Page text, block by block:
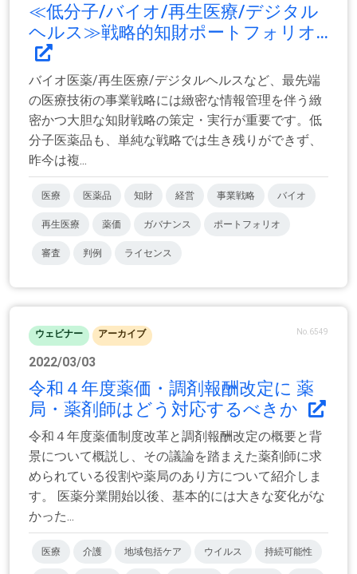
≪低分子/バイオ/再生医療/デジタル
ヘルス≫戦略的知財ポートフォリオ...
バイオ医薬/再生医療/デジタルヘルスなど、最先端
の医療技術の事業戦略には緻密な情報管理を伴う緻
密かつ大胆な知財戦略の策定・実行が重要です。低
分子医薬品も、単純な戦略では生き残りができず、
昨今は複...
医療 医薬品 知財 経営 事業戦略 バイオ
再生医療 薬価 ガバナンス ポートフォリオ
審査 判例 ライセンス
ウェビナー アーカイブ No.6549
2022/03/03
令和４年度薬価・調剤報酬改定に 薬
局・薬剤師はどう対応するべきか
令和４年度薬価制度改革と調剤報酬改定の概要と背
景について概説し、その議論を踏まえた薬剤師に求
められている役割や薬局のあり方について紹介しま
す。 医薬分業開始以後、基本的には大きな変化がな
かった...
医療 介護 地域包括ケア ウイルス 持続可能性